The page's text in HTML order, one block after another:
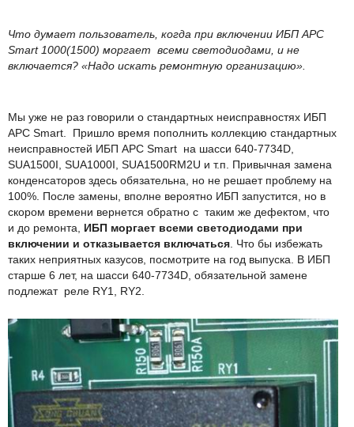
Что думает пользователь, когда при включении ИБП APC
Smart 1000(1500) моргает всеми светодиодами, и не
включается? «Надо искать ремонтную организацию».
Мы уже не раз говорили о стандартных неисправностях ИБП
APС Smart. Пришло время пополнить коллекцию стандартных
неисправностей ИБП APC Smart на шасси 640-7734D,
SUA1500I, SUA1000I, SUA1500RM2U и т.п. Привычная замена
конденсаторов здесь обязательна, но не решает проблему на
100%. После замены, вполне вероятно ИБП запустится, но в
скором времени вернется обратно с таким же дефектом, что
и до ремонта, ИБП моргает всеми светодиодами при
включении и отказывается включаться . Что бы избежать
таких неприятных казусов, посмотрите на год выпуска. В ИБП
старше 6 лет, на шасси 640-7734D, обязательной замене
подлежат реле RY1, RY2.